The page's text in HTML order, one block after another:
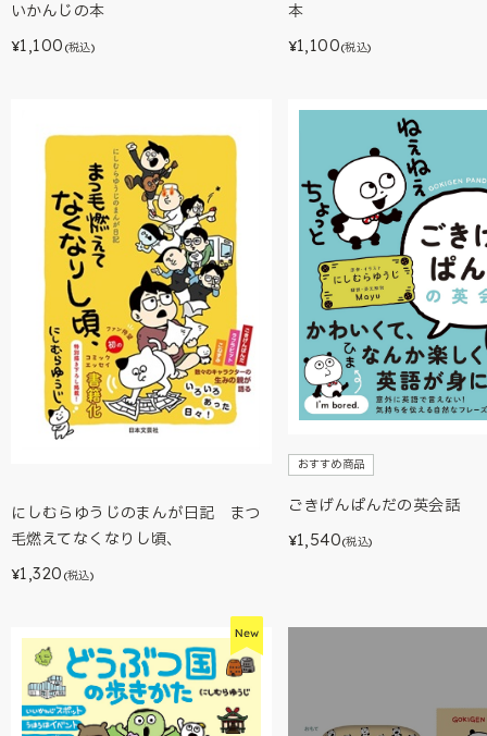
いかんじの本
¥1,100 (税込)
本
¥1,100(税込)
にしむらゆうじのまんが日記 まつ
毛燃えてなくなりし頃、
¥1,320 (税込)
おすすめ商品
ごきげんぱんだの英会話
¥1,540(税込)